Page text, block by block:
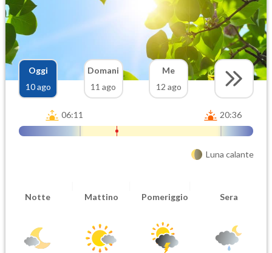
Oggi
10 ago
Domani
11 ago
Me
12 ago
06:11 20:36
Luna calante
Notte Mattino Pomeriggio Sera